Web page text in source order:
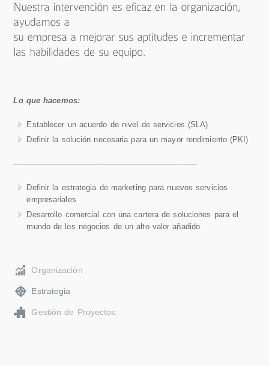
Lo que hacemos:
Establecer un acuerdo de nivel de servicios (SLA)
Definir la solución necesaria para un mayor rendimiento (PKI)
———————————————————————-
Definir la estrategia de marketing para nuevos servicios
empresariales
Desarrollo comercial con una cartera de soluciones para el
mundo de los negocios de un alto valor añadido
Organización
Estrategia
Gestión de Proyectos